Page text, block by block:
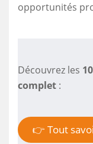
opportunités
Découvrez les
complet :
👉 Tout